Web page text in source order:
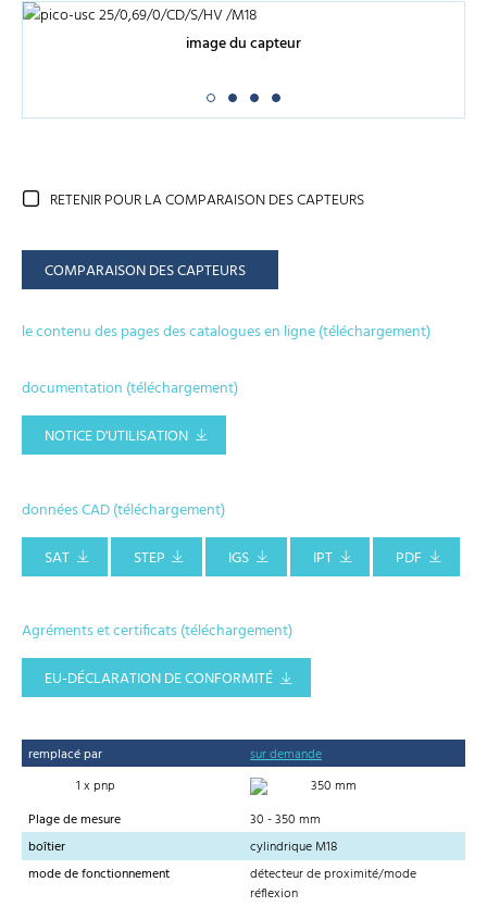
image du capteur
RETENIR POUR LA COMPARAISON DES CAPTEURS
COMPARAISON DES CAPTEURS
le contenu des pages des catalogues en ligne (téléchargement)
documentation (téléchargement)
NOTICE D'UTILISATION
données CAD (téléchargement)
SAT
STEP IGS IPT PDF
Agréments et certificats (téléchargement)
EU-DÉCLARATION DE CONFORMITÉ
remplacé par
sur demande
1 x pnp
350 mm
Plage de mesure
30 - 350 mm
boîtier
cylindrique M18
mode de fonctionnement
détecteur de proximité/mode
réflexion